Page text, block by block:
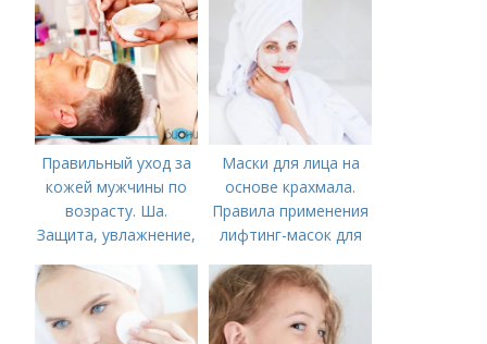
Правильный уход за
кожей мужчины по
возрасту. Ша.
Защита, увлажнение,
Маски для лица на
основе крахмала.
Правила применения
лифтинг-масок для